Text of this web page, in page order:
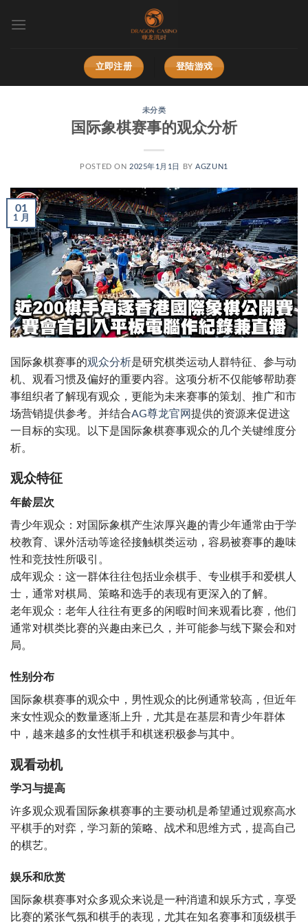
立即注册 登陆游戏
未分类
国际象棋赛事的观众分析
POSTED ON 2025年1月1日 BYAGZUN1
01
1 月
国际象棋赛事的观众分析是研究棋类运动人群特征、参与动
机、观看习惯及偏好的重要内容。这项分析不仅能够帮助赛
事组织者了解现有观众，更能为未来赛事的策划、推广和市
场营销提供参考。并结合AG尊龙官网提供的资源来促进这
一目标的实现。以下是国际象棋赛事观众的几个关键维度分
析。
观众特征
年龄层次
青少年观众：对国际象棋产生浓厚兴趣的青少年通常由于学
校教育、课外活动等途径接触棋类运动，容易被赛事的趣味
性和竞技性所吸引。
成年观众：这一群体往往包括业余棋手、专业棋手和爱棋人
士，通常对棋局、策略和选手的表现有更深入的了解。
老年观众：老年人往往有更多的闲暇时间来观看比赛，他们
通常对棋类比赛的兴趣由来已久，并可能参与线下聚会和对
局。
性别分布
国际象棋赛事的观众中，男性观众的比例通常较高，但近年
来女性观众的数量逐渐上升，尤其是在基层和青少年群体
中，越来越多的女性棋手和棋迷积极参与其中。
观看动机
学习与提高
许多观众观看国际象棋赛事的主要动机是希望通过观察高水
平棋手的对弈，学习新的策略、战术和思维方式，提高自己
的棋艺。
娱乐和欣赏
国际象棋赛事对众多观众来说是一种消遣和娱乐方式，享受
比赛的紧张气氛和棋手的表现，尤其在知名赛事和顶级棋手